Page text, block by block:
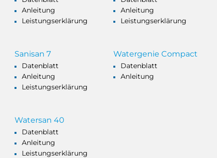
Anleitung
Leistungserklärung
Anleitung
Leistungserklärung
Sanisan 7
Datenblatt
Anleitung
Leistungserklärung
Watergenie Compact
Datenblatt
Anleitung
Watersan 40
Datenblatt
Anleitung
Leistungserklärung